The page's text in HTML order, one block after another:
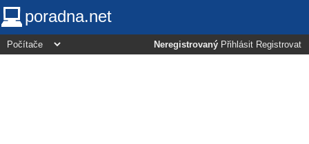
poradna.net
Neregistrovaný Přihlásit Registrovat